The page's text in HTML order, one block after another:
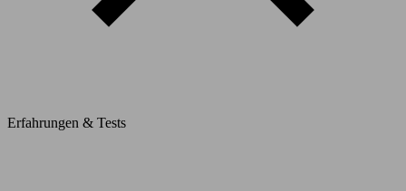
Erfahrungen & Tests